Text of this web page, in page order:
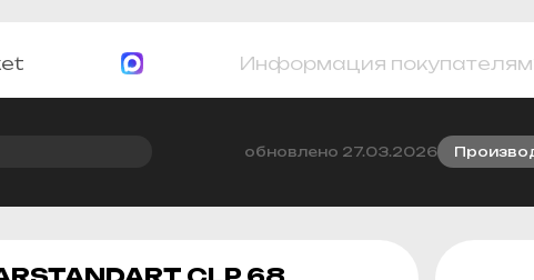
Информация покупателям
обновлено 27.03.2026